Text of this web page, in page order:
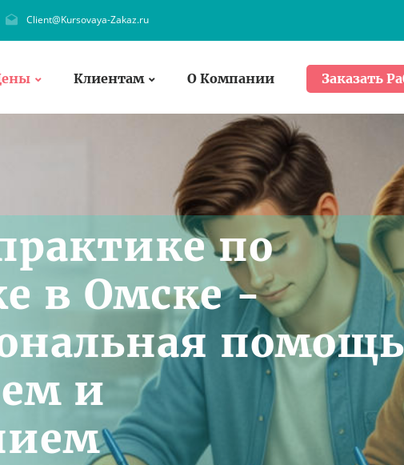
Client@Kursovaya-Zakaz.ru
Клиентам О Компании Заказать
по
в Омске -
и